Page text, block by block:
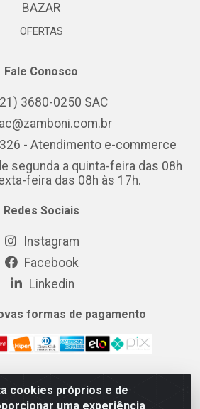
cookies próprios e de
uma experiência
BAZAR
OFERTAS
Fale Conosco
3680-0250 SAC
- Atendimento e-commerce
segunda a quinta-feira das 08h
feira das 08h às 17h.
Redes Sociais
Instagram
Facebook
Linkedin
formas de pagamento
DE COSMÉTICOS ALIMENTOS E